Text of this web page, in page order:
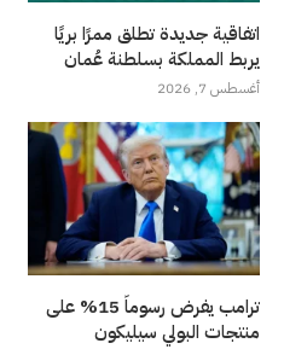
اتفاقية جديدة تطلق ممرًا بريًا
يربط المملكة بسلطنة عُمان
أغسطس 7, 2026
ترامب يفرض رسوماً 15% على
منتجات البولي سيليكون